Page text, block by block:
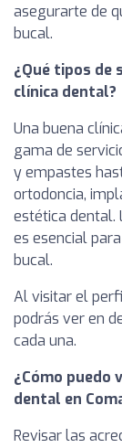
asegurarte de
bucal.
¿Qué tipos de
clínica dental?
Una buena
gama de
y empastes
ortodoncia,
estética dental.
es esencial
bucal.
Al visitar el
podrás ver en
cada una.
¿Cómo puedo
dental en
Revisar las